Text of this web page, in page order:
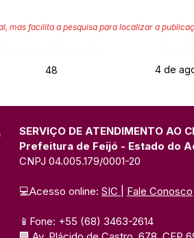
mas facilita a pesquisa para localizar a
48 4 de
SERVIÇO DE ATENDIMENTO AO
Prefeitura de Feijó - Estado do
CNPJ 04.005.179/0001-20
💻Acesso online: SIC Fale Conosco
📱Fone: +55 (68) 3463-2614